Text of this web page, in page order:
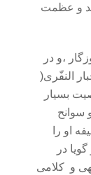
و عظمت
،و در
النفّری(
بسیار
سوانح
او را
او گویا در
و کلامی